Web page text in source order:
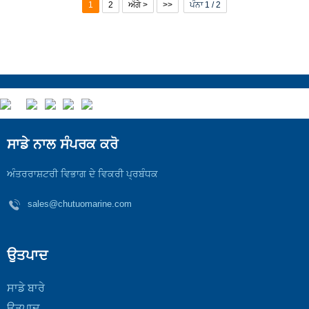
1 2 ਅੱਗੇ > >> ਪੰਨਾ 1 / 2
ਸਾਡੇ ਨਾਲ ਸੰਪਰਕ ਕਰੋ
ਅੰਤਰਰਾਸ਼ਟਰੀ ਵਿਭਾਗ ਦੇ ਵਿਕਰੀ ਪ੍ਰਬੰਧਕ
sales@chutuomarine.com
ਉਤਪਾਦ
ਸਾਡੇ ਬਾਰੇ